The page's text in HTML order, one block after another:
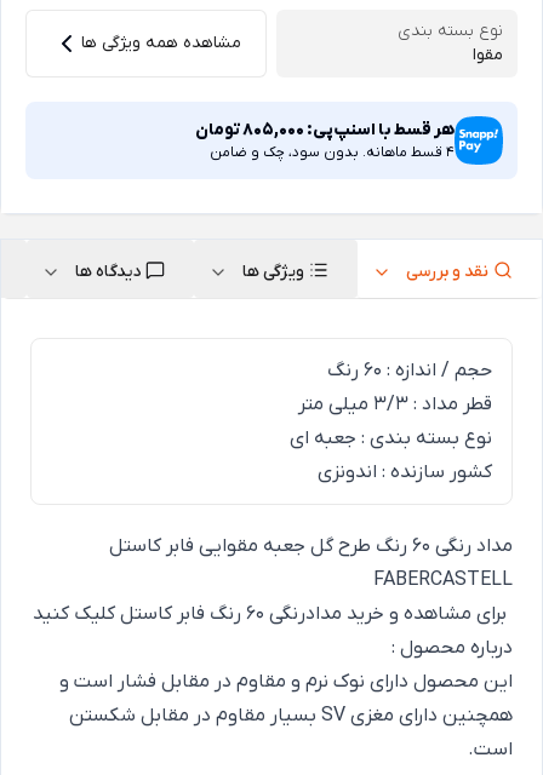
نوع بسته بندی
مقوا
مشاهده همه ویژگی ها
هر قسط با اسنپ‌پی: 805,000تومان
4 قسط ماهانه. بدون سود، چک و ضامن
نقد و بررسی ویژگی ها دیدگاه ها
حجم / اندازه : 60 رنگ
قطر مداد : 3/3 میلی متر
نوع بسته بندی : جعبه ای
کشور سازنده : اندونزی
مداد رنگی 60 رنگ طرح گل جعبه مقوایی فابر کاستل
FABERCASTELL
برای مشاهده و خرید مدادرنگی 60 رنگ فابر کاستل
کلیک کنید
درباره محصول :
این محصول دارای نوک نرم و مقاوم در مقابل فشار است و
همچنین دارای مغزی SV بسیار مقاوم در مقابل شکستن
است.